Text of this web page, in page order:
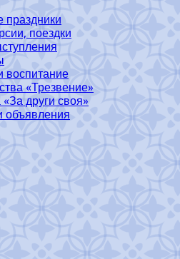
поездки
воспитание
«Трезвение»
други своя»